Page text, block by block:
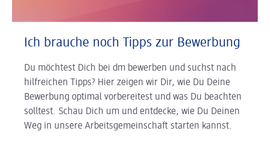
Ich brauche noch Tipps zur Bewerbung
Du möchtest Dich bei dm bewerben und suchst nach
hilfreichen Tipps? Hier zeigen wir Dir, wie Du Deine
Bewerbung optimal vorbereitest und was Du beachten
solltest. Schau Dich um und entdecke, wie Du Deinen
Weg in unsere Arbeitsgemeinschaft starten kannst.